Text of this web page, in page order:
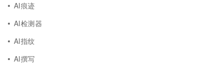
AI痕迹
AI检测器
AI指纹
AI撰写